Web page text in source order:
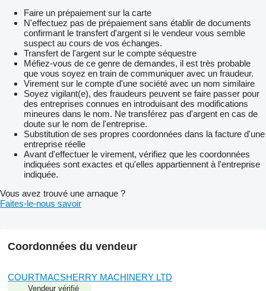
Faire un prépaiement sur la carte
N'effectuez pas de prépaiement sans établir de documents
confirmant le transfert d'argent si le vendeur vous semble
suspect au cours de vos échanges.
Transfert de l'argent sur le compte séquestre
Méfiez-vous de ce genre de demandes, il est très probable
que vous soyez en train de communiquer avec un fraudeur.
Virement sur le compte d'une société avec un nom similaire
Soyez vigilant(e), des fraudeurs peuvent se faire passer pour
des entreprises connues en introduisant des modifications
mineures dans le nom. Ne transférez pas d'argent en cas de
doute sur le nom de l'entreprise.
Substitution de ses propres coordonnées dans la facture d'une
entreprise réelle
Avant d'effectuer le virement, vérifiez que les coordonnées
indiquées sont exactes et qu'elles appartiennent à l'entreprise
indiquée.
Vous avez trouvé une arnaque ?
Faites-le-nous savoir
Coordonnées du vendeur
COURTMACSHERRY MACHINERY LTD
Vendeur vérifié